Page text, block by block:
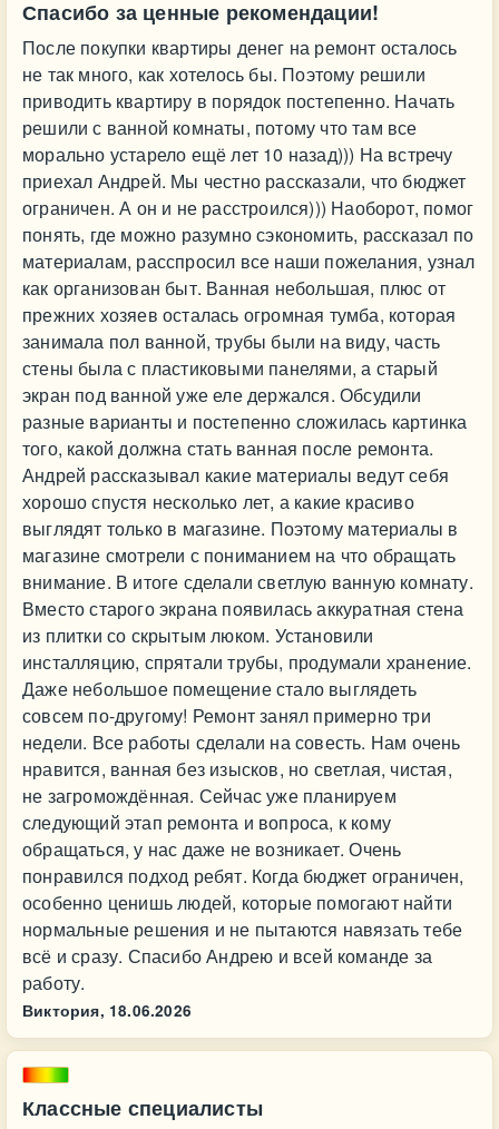
Спасибо за ценные рекомендации!
После покупки квартиры денег на ремонт осталось
не так много, как хотелось бы. Поэтому решили
приводить квартиру в порядок постепенно. Начать
решили с ванной комнаты, потому что там все
морально устарело ещё лет 10 назад))) На встречу
приехал Андрей. Мы честно рассказали, что бюджет
ограничен. А он и не расстроился))) Наоборот, помог
понять, где можно разумно сэкономить, рассказал по
материалам, расспросил все наши пожелания, узнал
как организован быт. Ванная небольшая, плюс от
прежних хозяев осталась огромная тумба, которая
занимала пол ванной, трубы были на виду, часть
стены была с пластиковыми панелями, а старый
экран под ванной уже еле держался. Обсудили
разные варианты и постепенно сложилась картинка
того, какой должна стать ванная после ремонта.
Андрей рассказывал какие материалы ведут себя
хорошо спустя несколько лет, а какие красиво
выглядят только в магазине. Поэтому материалы в
магазине смотрели с пониманием на что обращать
внимание. В итоге сделали светлую ванную комнату.
Вместо старого экрана появилась аккуратная стена
из плитки со скрытым люком. Установили
инсталляцию, спрятали трубы, продумали хранение.
Даже небольшое помещение стало выглядеть
совсем по-другому! Ремонт занял примерно три
недели. Все работы сделали на совесть. Нам очень
нравится, ванная без изысков, но светлая, чистая,
не загромождённая. Сейчас уже планируем
следующий этап ремонта и вопроса, к кому
обращаться, у нас даже не возникает. Очень
понравился подход ребят. Когда бюджет ограничен,
особенно ценишь людей, которые помогают найти
нормальные решения и не пытаются навязать тебе
всё и сразу. Спасибо Андрею и всей команде за
работу.
Виктория, 18.06.2026
Классные специалисты